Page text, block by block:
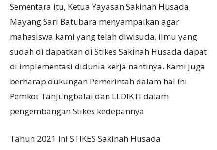
Sementara itu, Ketua Yayasan Sakinah Husada
Mayang Sari Batubara menyampaikan agar
mahasiswa kami yang telah diwisuda, ilmu yang
sudah di dapatkan di Stikes Sakinah Husada dapat
di implementasi didunia kerja nantinya. Kami juga
berharap dukungan Pemerintah dalam hal ini
Pemkot Tanjungbalai dan LLDIKTI dalam
pengembangan Stikes kedepannya
Tahun 2021 ini STIKES Sakinah Husada